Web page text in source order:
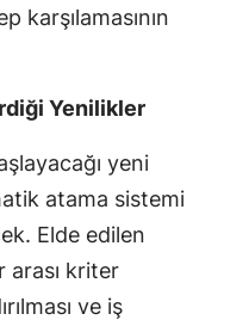
Bayburt
Karaman
karşılamasının
Yenilikler
yeni
atama sistemi
Elde edilen
arası kriter
ve iş